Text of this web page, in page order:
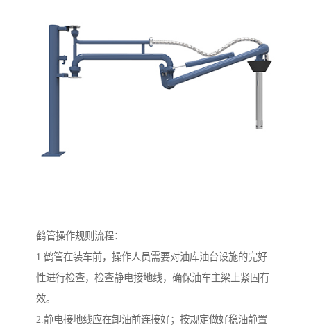
鹤管操作规则流程：
1.鹤管在装车前，操作人员需要对油库油台设施的完好
性进行检查，检查静电接地线，确保油车主梁上紧固有
效。
2.静电接地线应在卸油前连接好；按规定做好稳油静置